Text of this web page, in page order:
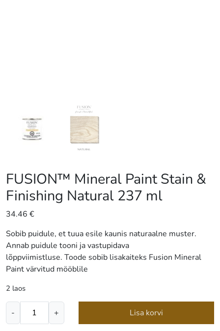
FUSION™ Mineral Paint Stain &
Finishing Natural 237 ml
34.46 €
Sobib puidule, et tuua esile kaunis naturaalne muster.
Annab puidule tooni ja vastupidava
lõppviimistluse. Toode sobib lisakaiteks Fusion Mineral
Paint värvitud mööblile
2 laos
-
FUSION™
+ Lisa korvi